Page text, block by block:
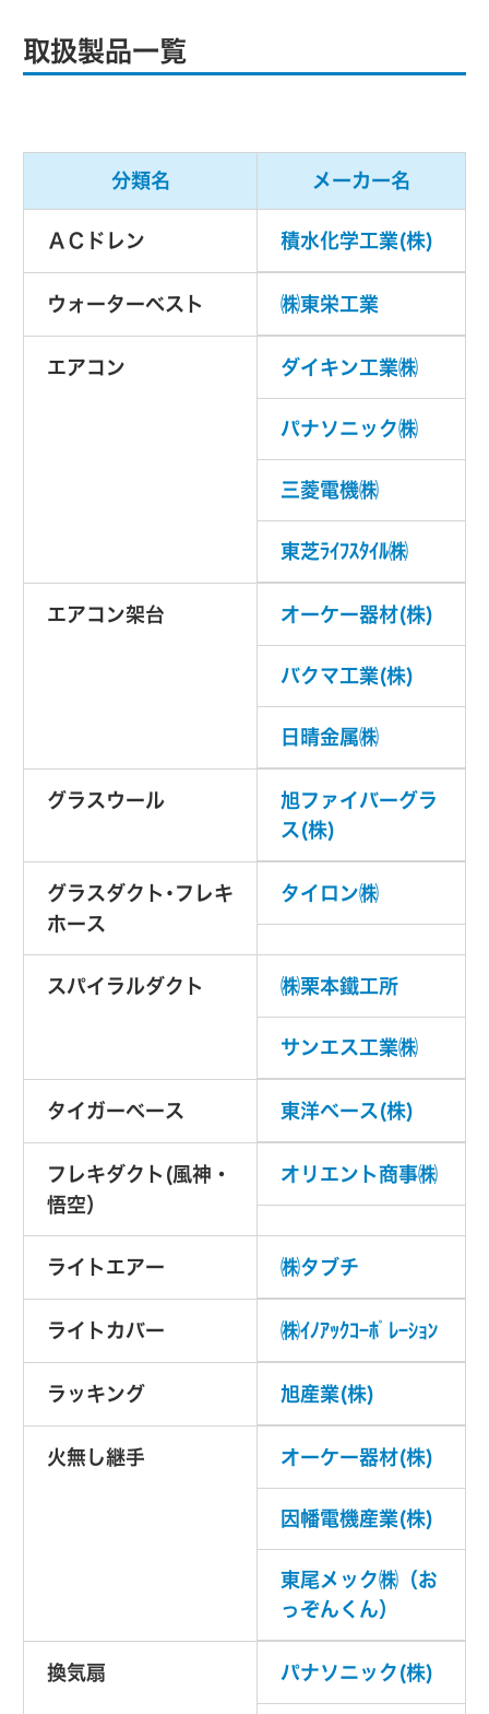
取扱製品一覧
分類名 メーカー名
ＡＣドレン 積水化学工業(株)
ウォーターベスト ㈱東栄工業
エアコン ダイキン工業㈱
パナソニック㈱
三菱電機㈱
東芝ﾗｲﾌｽﾀｲﾙ㈱
エアコン架台 オーケー器材(株)
バクマ工業(株)
日晴金属㈱
グラスウール
旭ファイバーグラ
ス(株)
グラスダクト･フレキ
ホース
タイロン㈱
スパイラルダクト ㈱栗本鐵工所
サンエス工業㈱
タイガーベース 東洋ベース(株)
フレキダクト(風神・
悟空）
オリエント商事㈱
ライトエアー ㈱タブチ
ライトカバー ㈱ｲﾉｱｯｸｺｰﾎﾟﾚｰｼｮﾝ
ラッキング 旭産業(株)
火無し継手 オーケー器材(株)
因幡電機産業(株)
東尾メック㈱（お
っぞんくん）
換気扇 パナソニック(株)